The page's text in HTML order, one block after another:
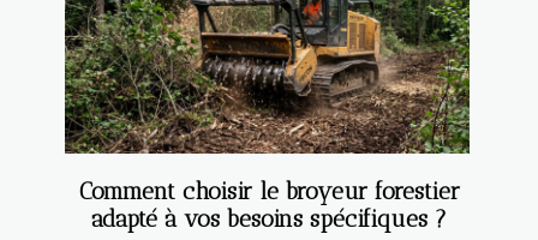
Comment choisir le broyeur forestier
adapté à vos besoins spécifiques ?